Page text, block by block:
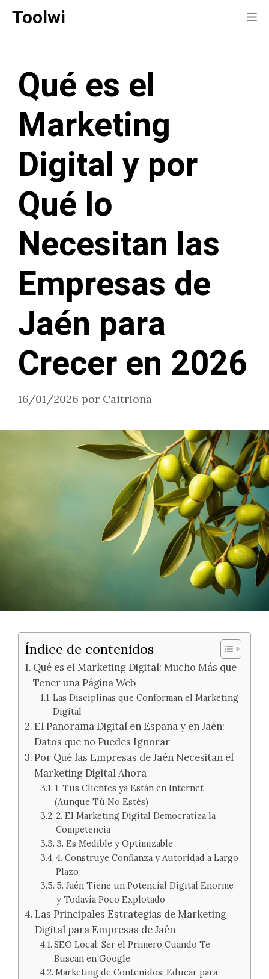
SaltarToolwi
Qué es el
Marketing
Digital y por
Qué lo
Necesitan las
Empresas de
Jaén para
Crecer en 2026
16/01/2026 por Caitriona
Índice de contenidos
Qué es el Marketing Digital: Mucho Más que
Tener una Página Web
Las Disciplinas que Conforman el Marketing
Digital
El Panorama Digital en España y en Jaén:
Datos que no Puedes Ignorar
Por Qué las Empresas de Jaén Necesitan el
Marketing Digital Ahora
1. Tus Clientes ya Están en Internet
(Aunque Tú No Estés)
2. El Marketing Digital Democratiza la
Competencia
3. Es Medible y Optimizable
4. Construye Confianza y Autoridad a Largo
Plazo
5. Jaén Tiene un Potencial Digital Enorme
y Todavía Poco Explotado
Las Principales Estrategias de Marketing
Digital para Empresas de Jaén
SEO Local: Ser el Primero Cuando Te
Buscan en Google
Marketing de Contenidos: Educar para